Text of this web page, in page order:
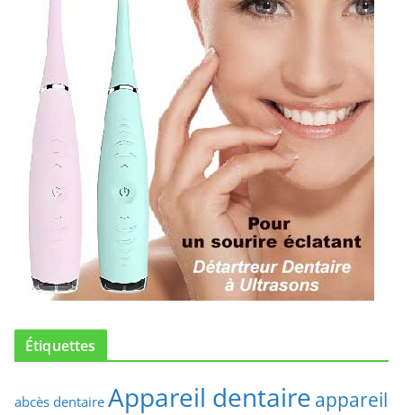
Étiquettes
abcès dentaire Appareil dentaire appareil